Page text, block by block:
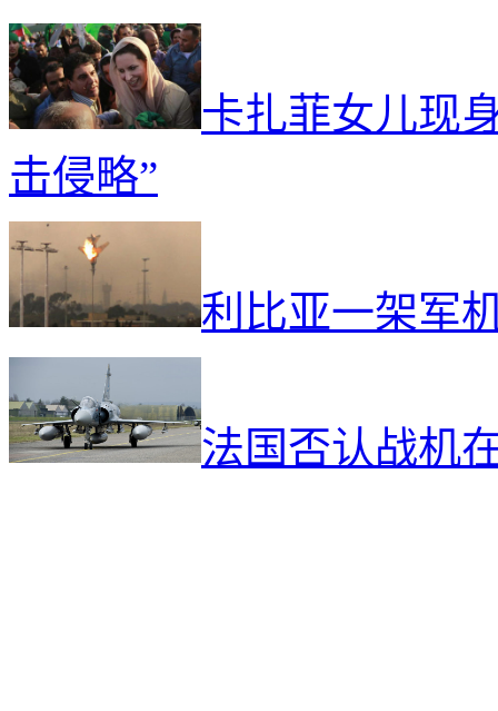
卡扎菲女儿现
击侵略”
利比亚一架军
法国否认战机